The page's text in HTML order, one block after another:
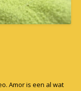
Amor is een al wat